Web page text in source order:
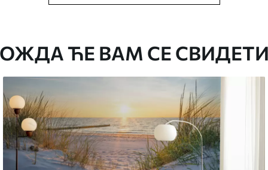
меким сунђером. Позадине са
се очистити водом.
ЋЕ ВАМ СЕ